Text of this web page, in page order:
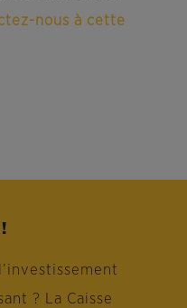
nous à cette
? La Caisse